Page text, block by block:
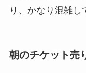
り、かなり混雑し
朝のチケット売